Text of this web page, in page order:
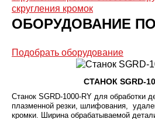
скругления кромок
ОБОРУДОВАНИЕ
Подобрать оборудование
СТАНОК SGRD-
Станок SGRD-1000-RY для обработки
плазменной резки, шлифования,
кромки. Ширина обрабатываемой